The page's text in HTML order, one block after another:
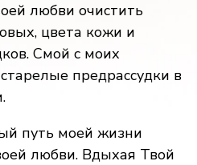
любви очистить
цвета кожи и
Смой с моих
предрассудки в
путь моей жизни
любви. Вдыхая Твой